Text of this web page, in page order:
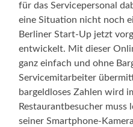
für das Servicepersonal
eine Situation nicht noch
Berliner Start-Up jetzt
entwickelt. Mit dieser
ganz einfach und ohne
Servicemitarbeiter
bargeldloses Zahlen wird
Restaurantbesucher
seiner Smartphone-